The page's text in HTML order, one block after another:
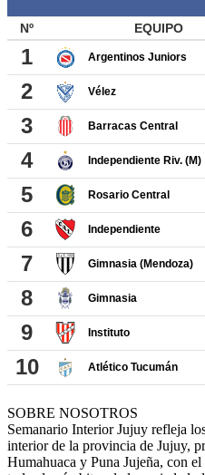
SOBRE NOSOTROS
Semanario Interior Jujuy refleja
interior de la provincia de Jujuy,
Humahuaca y Puna Jujeña, con